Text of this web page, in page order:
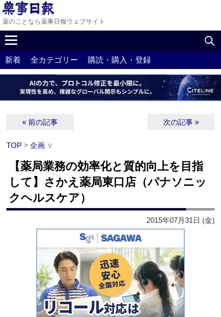
薬のことなら薬事日報ウェブサイト
新着 全カテゴリー 購読・購入・登録
« 前の記事 次の記事 »
TOP >企画 ∨
【薬局業務の効率化と質的向上を目指
して】さかえ薬局東口店（パナソニッ
クヘルスケア）
2015年07月31日 (金)